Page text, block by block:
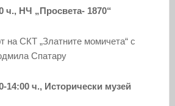
ч., НЧ „Просвета- 1870“
на СКТ „Златните момичета“ с
Спатару
14:00 ч., Исторически музей